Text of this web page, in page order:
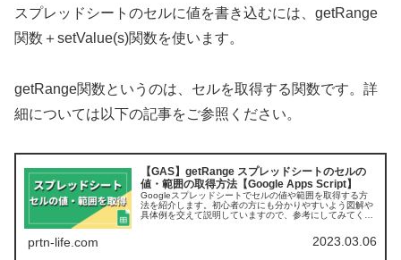
スプレッドシートのセルに値を書き込むには、getRange
関数＋setValue(s)関数を使います。
getRange関数というのは、セルを取得する関数です。詳
細については以下の記事をご参照ください。
【GAS】getRange スプレッドシートのセルの
値・範囲の取得方法【Google Apps Script】
Googleスプレッドシートでセルの値や範囲を取得する方
法を紹介します。初心者の方にも分かりやすいよう図解や
具体例を交えて説明していますので、参考にしてみてくだ
prtn-life.com 2023.03.06